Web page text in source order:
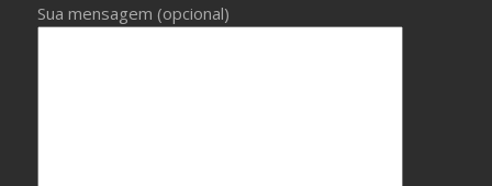
i
Sua mensagem (opcional)